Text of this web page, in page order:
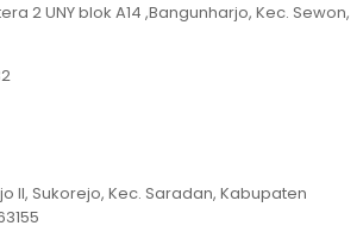
2 UNY blok A14 ,Bangunharjo, Kec. Sewon,
II, Sukorejo, Kec. Saradan, Kabupaten